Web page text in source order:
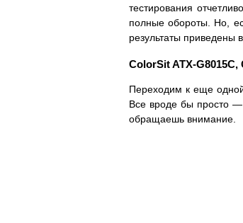
тестирования
полные обороты. Но,
результаты приведены
ColorSit ATX-G8015C,
Переходим к еще
Все вроде бы просто
обращаешь внимание.